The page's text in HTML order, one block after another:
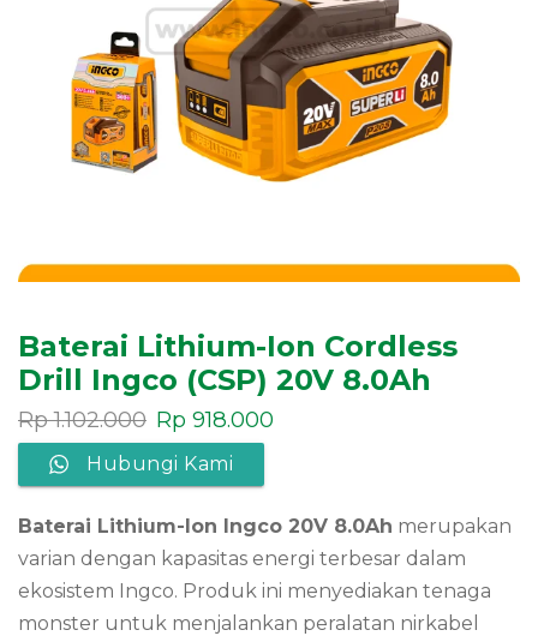
Baterai Lithium-Ion Cordless
Drill Ingco (CSP) 20V 8.0Ah
Rp1.102.000 Rp 918.000
Hubungi Kami
Baterai Lithium-Ion Ingco 20V 8.0Ah merupakan
varian dengan kapasitas energi terbesar dalam
ekosistem Ingco. Produk ini menyediakan tenaga
monster untuk menjalankan peralatan nirkabel